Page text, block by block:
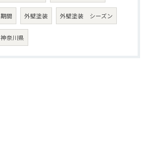
期間 外壁塗装 外壁塗装 シーズン
神奈川県